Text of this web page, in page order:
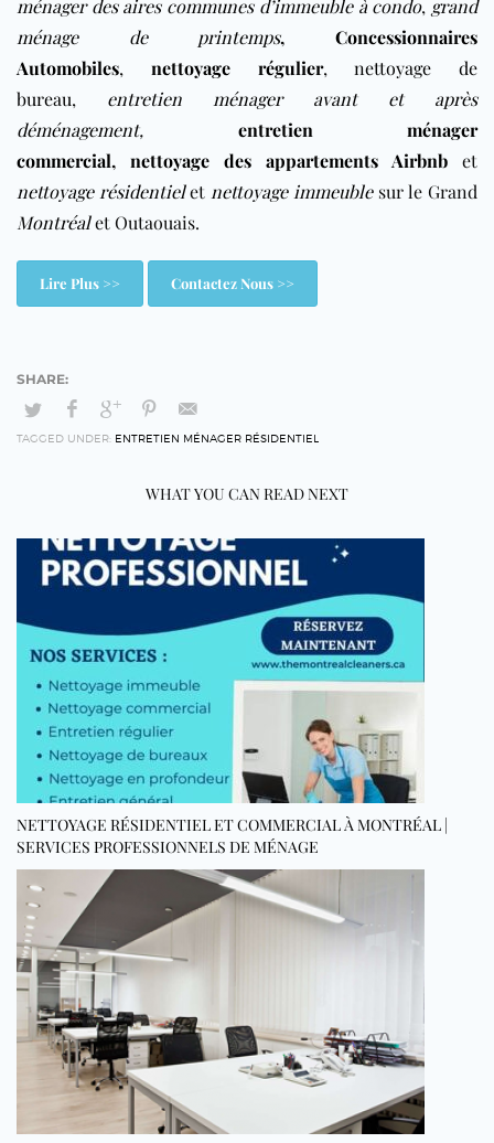
ménager des aires communes d’immeuble à condo, grand
ménage de printemps,Concessionnaires
Automobiles, nettoyage régulier,nettoyage de
bureau, entretien ménager avant et après
déménagement, entretien ménager
commercial, nettoyage des appartements Airbnb et
nettoyage résidentielet nettoyage immeublesur le Grand
Montréalet Outaouais.
Lire Plus >> Contactez Nous >>
TAGGED UNDER: ENTRETIEN MÉNAGER RÉSIDENTIEL
WHAT YOU CAN READ NEXT
NETTOYAGE RÉSIDENTIEL ET COMMERCIAL À MONTRÉAL |
SERVICES PROFESSIONNELS DE MÉNAGE